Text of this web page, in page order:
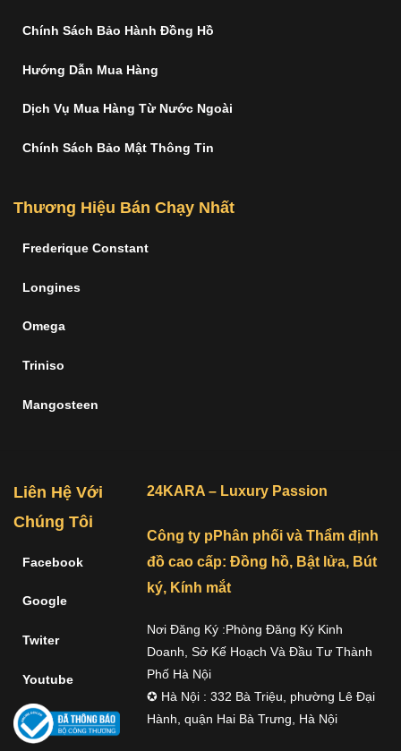
Chính Sách Bảo Hành Đồng Hồ
Hướng Dẫn Mua Hàng
Dịch Vụ Mua Hàng Từ Nước Ngoài
Chính Sách Bảo Mật Thông Tin
Thương Hiệu Bán Chạy Nhất
Frederique Constant
Longines
Omega
Triniso
Mangosteen
Liên Hệ Với
Chúng Tôi
Facebook
Google
Twiter
Youtube
24KARA – Luxury Passion
Công ty pPhân phối và Thẩm định
đồ cao cấp: Đồng hồ, Bật lửa, Bút
ký, Kính mắt
Nơi Đăng Ký :Phòng Đăng Ký Kinh
Doanh, Sở Kế Hoạch Và Đầu Tư Thành
Phố Hà Nội
✪ Hà Nội : 332 Bà Triệu, phường Lê Đại
Hành, quận Hai Bà Trưng, Hà Nội